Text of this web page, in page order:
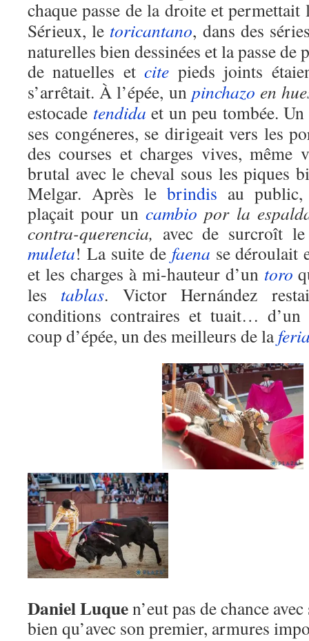
chaque passe de la droite et
Sérieux, le toricantano, dans des
naturelles bien dessinées et la passe
de natuelles etcite pieds joints
s’arrêtait. À l’épée, un pinchazo en
estocade tendida et un peu tombée.
ses congéneres, se dirigeait vers les
des courses et charges vives, même
brutal avec le cheval sous les piques
Melgar. Après le brindis au
plaçait pour un cambio por la
contra-querencia, avec de surcroît
muleta! La suite de faena se déroulait
et les charges à mi-hauteur d’un toro
les tablas. Victor Hernández
conditions contraires et tuait…
coup d’épée, un des meilleurs de la
Daniel Luquen’eut pas de chance
bien qu’avec son premier, armures